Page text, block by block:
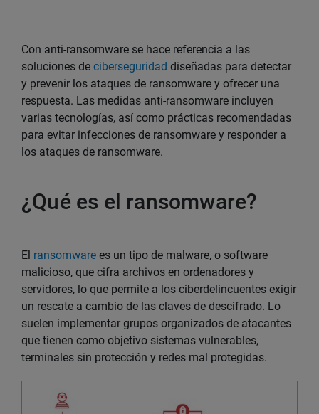
Con anti-ransomware se hace referencia a las
soluciones de ciberseguridad diseñadas para detectar
y prevenir los ataques de ransomware y ofrecer una
respuesta. Las medidas anti-ransomware incluyen
varias tecnologías, así como prácticas recomendadas
para evitar infecciones de ransomware y responder a
los ataques de ransomware.
¿Qué es el ransomware?
El ransomware es un tipo de malware, o software
malicioso, que cifra archivos en ordenadores y
servidores, lo que permite a los ciberdelincuentes exigir
un rescate a cambio de las claves de descifrado. Lo
suelen implementar grupos organizados de atacantes
que tienen como objetivo sistemas vulnerables,
terminales sin protección y redes mal protegidas.